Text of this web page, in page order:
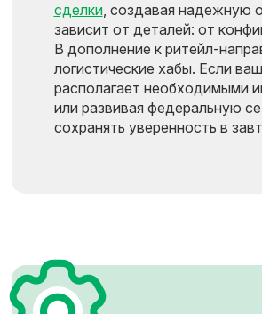
сделки, создавая надежную
зависит от деталей: от
В дополнение к ритейл-
логистические хабы. Если
располагает необходимыми
или развивая федеральную
сохранять уверенность в